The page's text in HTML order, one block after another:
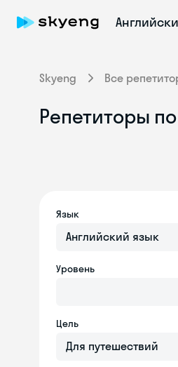
Skyeng Все
Репетиторы
Язык
Английский язык
Уровень
Цель
Для путешествий